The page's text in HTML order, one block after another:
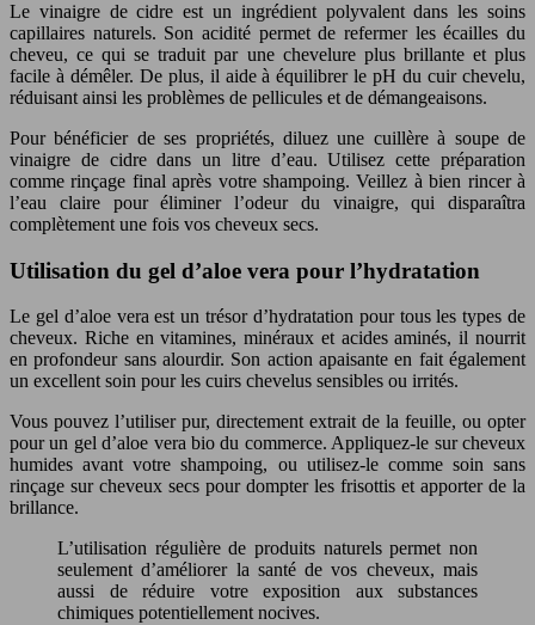
Le vinaigre de cidre est un ingrédient polyvalent dans les soins
capillaires naturels. Son acidité permet de refermer les écailles du
cheveu, ce qui se traduit par une chevelure plus brillante et plus
facile à démêler. De plus, il aide à équilibrer le pH du cuir chevelu,
réduisant ainsi les problèmes de pellicules et de démangeaisons.
Pour bénéficier de ses propriétés, diluez une cuillère à soupe de
vinaigre de cidre dans un litre d’eau. Utilisez cette préparation
comme rinçage final après votre shampoing. Veillez à bien rincer à
l’eau claire pour éliminer l’odeur du vinaigre, qui disparaîtra
complètement une fois vos cheveux secs.
Utilisation du gel d’aloe vera pour l’hydratation
Le gel d’aloe vera est un trésor d’hydratation pour tous les types de
cheveux. Riche en vitamines, minéraux et acides aminés, il nourrit
en profondeur sans alourdir. Son action apaisante en fait également
un excellent soin pour les cuirs chevelus sensibles ou irrités.
Vous pouvez l’utiliser pur, directement extrait de la feuille, ou opter
pour un gel d’aloe vera bio du commerce. Appliquez-le sur cheveux
humides avant votre shampoing, ou utilisez-le comme soin sans
rinçage sur cheveux secs pour dompter les frisottis et apporter de la
brillance.
L’utilisation régulière de produits naturels permet non
seulement d’améliorer la santé de vos cheveux, mais
aussi de réduire votre exposition aux substances
chimiques potentiellement nocives.